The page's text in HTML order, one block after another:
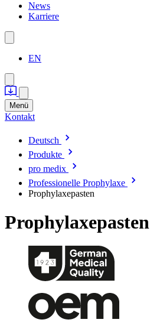
News
Karriere
EN
Menü
Kontakt
Deutsch
Produkte
pro medix
Professionelle Prophylaxe
Prophylaxepasten
Prophylaxepasten